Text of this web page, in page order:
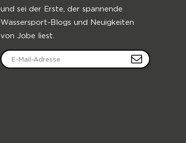
und sei der Erste, der spannende
Wassersport-Blogs und Neuigkeiten
von Jobe liest.